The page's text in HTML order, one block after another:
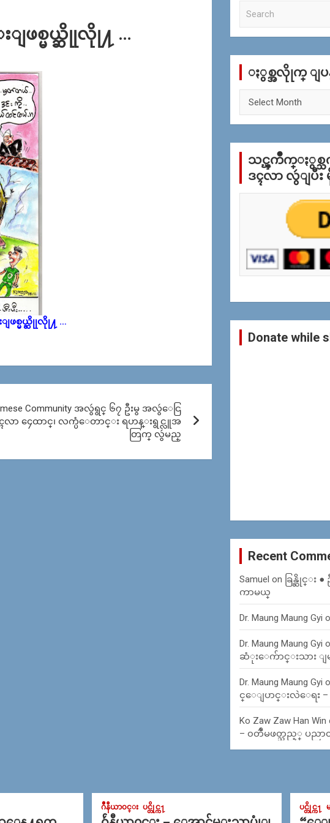
ျဖစ္မယ္ဆိုုလိုု႔ …
ျဖစ္မယ္ဆိုုလိုု႔ …
Community အလွဴရွင္ ၆၇ ဦးမွ အလွဴေငြ
လာ ၄ေထာင္၊ လက္ပံေတာင္း ရဟန္းရွင္လူအ
တြက္ လွဴမည္
c
ႏွစ္အလိုုက္ ျပန္
က္
န္
သင္ၾကိဳက္ႏွစ္သ
ဒၚလာ လွဴျပီး
Donate while
Recent
Samuel on ခြန္ဆိုင္း
ကာမယ္
Dr. Maung Maung Gyi
Dr. Maung Maung Gyi
ဆံုးေက်ာင္းသား ျမန္
Dr. Maung Maung Gyi
င္ေျပာင္းလဲေရး
Ko Zaw Zaw Han Win
– ၀တၳဳမဖတ္သည့္ ပည
ဂ်ဳနီယာ၀င္း ပင္တိုင္က႑ ပင္တိုင္က႑